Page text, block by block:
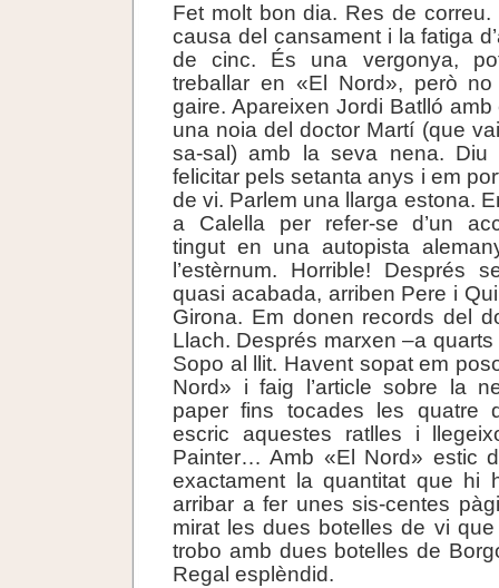
Fet molt bon dia. Res de
causa del cansament i la fatiga
de cinc. És una vergonya,
treballar en «El Nord», però
gaire. Apareixen Jordi Batlló
una noia del doctor Martí (que
sa-sal) amb la seva nena.
felicitar pels setanta anys i em
de vi. Parlem una llarga estona.
a Calella per refer-se d’un
tingut en una autopista
l’estèrnum. Horrible! Després
quasi acabada, arriben Pere i
Girona. Em donen records del
Llach. Després marxen –a
Sopo al llit. Havent sopat em
Nord» i faig l’article sobre la
paper fins tocades les quatre
escric aquestes ratlles i
Painter… Amb «El Nord» estic
exactament la quantitat que hi
arribar a fer unes sis-centes
mirat les dues botelles de vi que
trobo amb dues botelles de
Regal esplèndid.